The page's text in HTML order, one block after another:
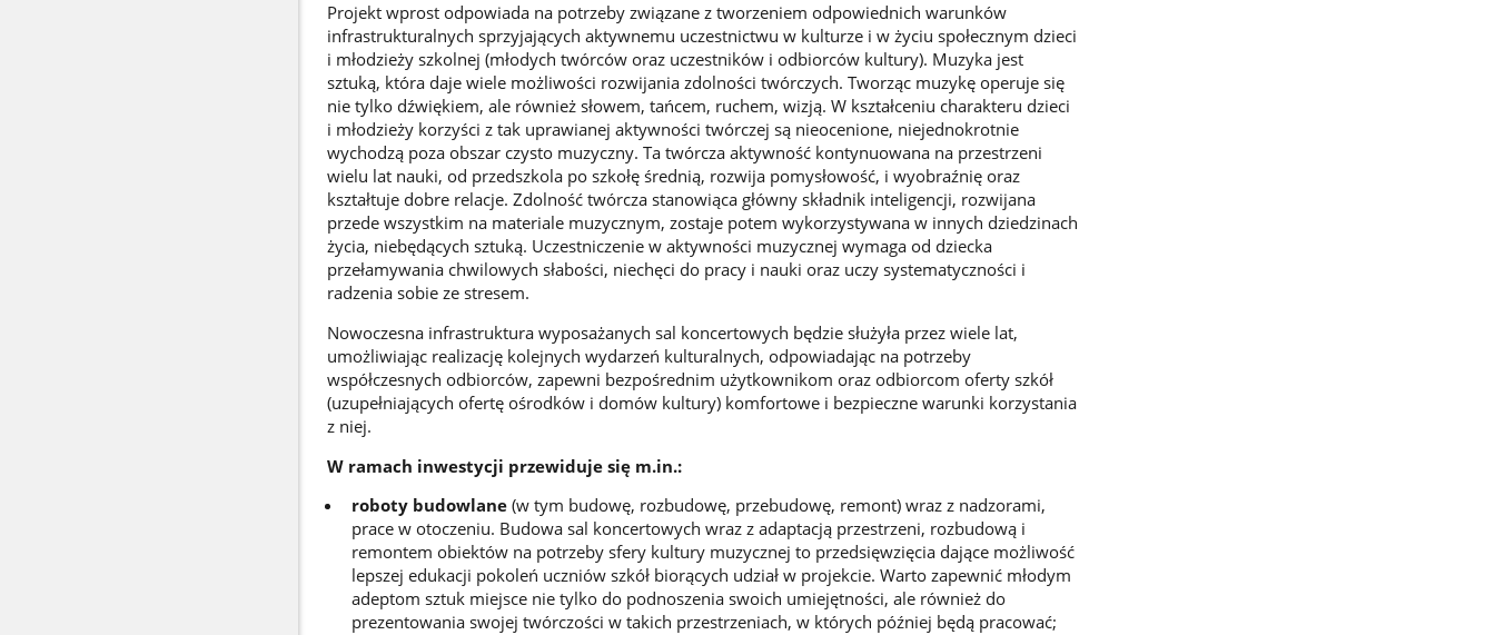
Projekt wprost odpowiada na potrzeby związane z tworzeniem odpowiednich warunków
infrastrukturalnych sprzyjających aktywnemu uczestnictwu w kulturze i w życiu społecznym dzieci
i młodzieży szkolnej (młodych twórców oraz uczestników i odbiorców kultury). Muzyka jest
sztuką, która daje wiele możliwości rozwijania zdolności twórczych. Tworząc muzykę operuje się
nie tylko dźwiękiem, ale również słowem, tańcem, ruchem, wizją. W kształceniu charakteru dzieci
i młodzieży korzyści z tak uprawianej aktywności twórczej są nieocenione, niejednokrotnie
wychodzą poza obszar czysto muzyczny. Ta twórcza aktywność kontynuowana na przestrzeni
wielu lat nauki, od przedszkola po szkołę średnią, rozwija pomysłowość, i wyobraźnię oraz
kształtuje dobre relacje. Zdolność twórcza stanowiąca główny składnik inteligencji, rozwijana
przede wszystkim na materiale muzycznym, zostaje potem wykorzystywana w innych dziedzinach
życia, niebędących sztuką. Uczestniczenie w aktywności muzycznej wymaga od dziecka
przełamywania chwilowych słabości, niechęci do pracy i nauki oraz uczy systematyczności i
radzenia sobie ze stresem.
Nowoczesna infrastruktura wyposażanych sal koncertowych będzie służyła przez wiele lat,
umożliwiając realizację kolejnych wydarzeń kulturalnych, odpowiadając na potrzeby
współczesnych odbiorców, zapewni bezpośrednim użytkownikom oraz odbiorcom oferty szkół
(uzupełniających ofertę ośrodków i domów kultury) komfortowe i bezpieczne warunki korzystania
z niej.
W ramach inwestycji przewiduje się m.in.:
roboty budowlane(w tym budowę, rozbudowę, przebudowę, remont) wraz z nadzorami,
prace w otoczeniu. Budowa sal koncertowych wraz z adaptacją przestrzeni, rozbudową i
remontem obiektów na potrzeby sfery kultury muzycznej to przedsięwzięcia dające możliwość
lepszej edukacji pokoleń uczniów szkół biorących udział w projekcie. Warto zapewnić młodym
adeptom sztuk miejsce nie tylko do podnoszenia swoich umiejętności, ale również do
prezentowania swojej twórczości w takich przestrzeniach, w których później będą pracować;